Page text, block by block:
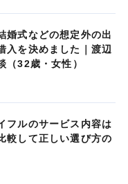
婚式などの想定外の出
入を決めました｜渡辺
（32歳・女性）
フルのサービス内容は
較して正しい選び方の